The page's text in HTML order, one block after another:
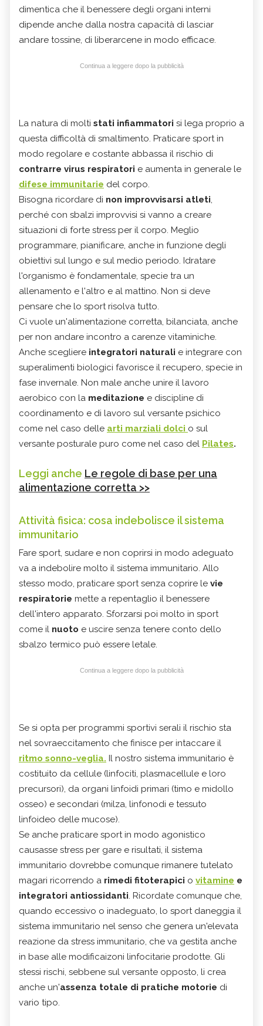
dimentica che il benessere degli organi interni
dipende anche dalla nostra capacità di lasciar
andare tossine, di liberarcene in modo efficace.
Continua a leggere dopo la pubblicità
La natura di molti stati infiammatori si lega proprio a
questa difficoltà di smaltimento. Praticare sport in
modo regolare e costante abbassa il rischio di
contrarre virus respiratori e aumenta in generale le
difese immunitarie del corpo.
Bisogna ricordare di non improvvisarsi atleti,
perché con sbalzi improvvisi si vanno a creare
situazioni di forte stress per il corpo. Meglio
programmare, pianificare, anche in funzione degli
obiettivi sul lungo e sul medio periodo. Idratare
l'organismo è fondamentale, specie tra un
allenamento e l'altro e al mattino. Non si deve
pensare che lo sport risolva tutto.
Ci vuole un'alimentazione corretta, bilanciata, anche
per non andare incontro a carenze vitaminiche.
Anche scegliere integratori naturali e integrare con
superalimenti biologici favorisce il recupero, specie in
fase invernale. Non male anche unire il lavoro
aerobico con la meditazione e discipline di
coordinamento e di lavoro sul versante psichico
come nel caso delle arti marziali dolci o sul
versante posturale puro come nel caso del Pilates.
Leggi anche Le regole di base per una
alimentazione corretta >>
Attività fisica: cosa indebolisce il sistema
immunitario
Fare sport, sudare e non coprirsi in modo adeguato
va a indebolire molto il sistema immunitario. Allo
stesso modo, praticare sport senza coprire le vie
respiratorie mette a repentaglio il benessere
dell'intero apparato. Sforzarsi poi molto in sport
come il nuoto e uscire senza tenere conto dello
sbalzo termico può essere letale.
Continua a leggere dopo la pubblicità
Se si opta per programmi sportivi serali il rischio sta
nel sovraeccitamento che finisce per intaccare il
ritmo sonno-veglia. Il nostro sistema immunitario è
costituito da cellule (linfociti, plasmacellule e loro
precursori), da organi linfoidi primari (timo e midollo
osseo) e secondari (milza, linfonodi e tessuto
linfoideo delle mucose).
Se anche praticare sport in modo agonistico
causasse stress per gare e risultati, il sistema
immunitario dovrebbe comunque rimanere tutelato
magari ricorrendo a rimedi fitoterapici o vitamine e
integratori antiossidanti. Ricordate comunque che,
quando eccessivo o inadeguato, lo sport daneggia il
sistema immunitario nel senso che genera un'elevata
reazione da stress immunitario, che va gestita anche
in base alle modificaizoni linfocitarie prodotte. Gli
stessi rischi, sebbene sul versante opposto, li crea
anche un'assenza totale di pratiche motorie di
vario tipo.